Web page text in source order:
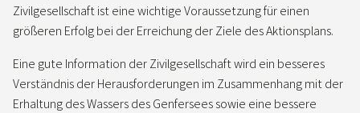
Zivilgesellschaft ist eine wichtige Voraussetzung für einen
größeren Erfolg bei der Erreichung der Ziele des Aktionsplans.
Eine gute Information der Zivilgesellschaft wird ein besseres
Verständnis der Herausforderungen im Zusammenhang mit der
Erhaltung des Wassers des Genfersees sowie eine bessere